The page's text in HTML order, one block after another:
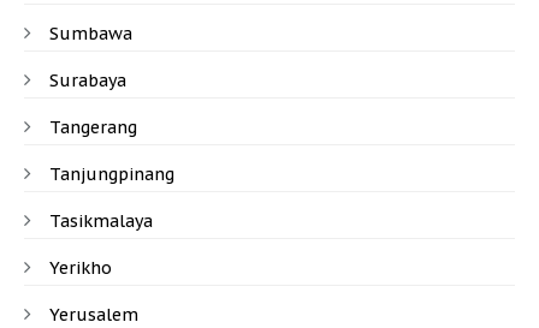
Sumbawa
Surabaya
Tangerang
Tanjungpinang
Tasikmalaya
Yerikho
Yerusalem